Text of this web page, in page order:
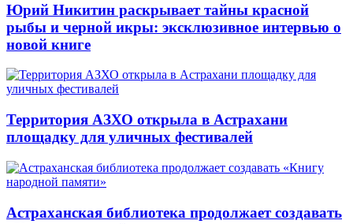
Юрий Никитин раскрывает тайны красной
рыбы и черной икры: эксклюзивное интервью о
новой книге
Территория АЗХО открыла в Астрахани
площадку для уличных фестивалей
Астраханская библиотека продолжает создавать